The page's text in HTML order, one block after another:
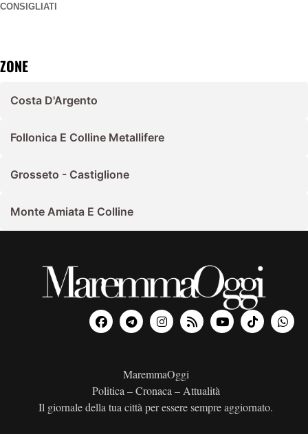
CONSIGLIATI
ZONE
Costa D'Argento
Follonica E Colline Metallifere
Grosseto - Castiglione
Monte Amiata E Colline
MaremmaOggi
Politica – Cronaca – Attualità
Il giornale della tua città per essere sempre aggiornato.